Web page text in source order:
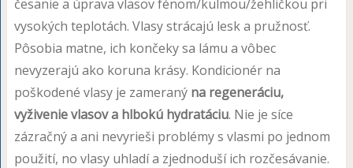
česanie a úprava vlasov fénom/kulmou/žehličkou pri
vysokých teplotách. Vlasy strácajú lesk a pružnosť.
Pôsobia matne, ich končeky sa lámu a vôbec
nevyzerajú ako koruna krásy. Kondicionér na
poškodené vlasy je zameraný na regeneráciu,
vyživenie vlasov a hlbokú hydratáciu. Nie je síce
zázračný a ani nevyrieši problémy s vlasmi po jednom
použití, no vlasy uhladí a zjednoduší ich rozčesávanie.